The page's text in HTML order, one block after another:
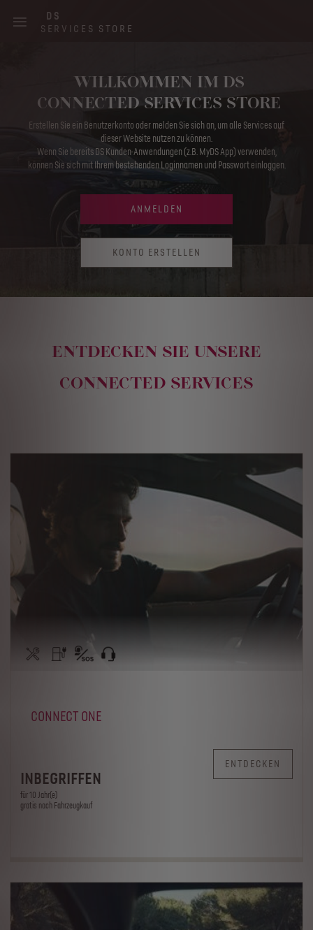
DS
SERVICES STORE
navigation
WILLKOMMEN IM DS
CONNECTED SERVICES STORE
Erstellen Sie ein Benutzerkonto oder melden Sie sich an, um alle Services auf
dieser Website nutzen zu können.
Wenn Sie bereits DS Kunden-Anwendungen (z.B. MyDS App) verwenden,
können Sie sich mit Ihrem bestehenden Loginnamen und Passwort einloggen.
ANMELDEN
KONTO ERSTELLEN
ENTDECKEN SIE UNSERE
CONNECTED SERVICES
CONNECT ONE
INBEGRIFFEN
für 10 Jahr(e)
gratis nach Fahrzeugkauf
ENTDECKEN